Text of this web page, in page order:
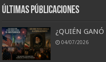
Últimas Públicaciones
¿QUIÉN GANÓ
04/07/2026